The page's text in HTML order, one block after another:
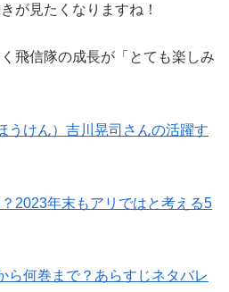
が見たくなりますね！
飛信隊の成長が「とても楽しみ
うけん）吉川晃司さんの活躍す
2023年末もアリではと考える5
ら何巻まで？あらすじネタバレ